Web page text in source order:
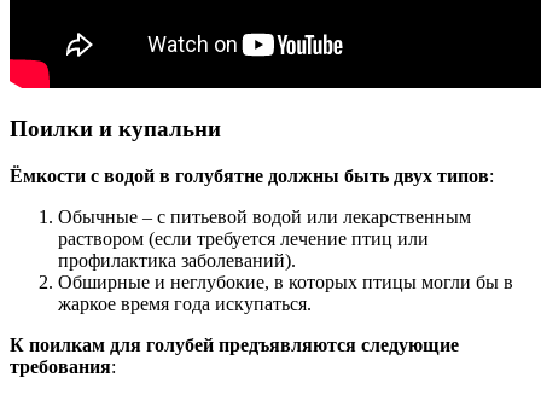
Поилки и купальни
Ёмкости с водой в голубятне должны быть двух типов:
Обычные – с питьевой водой или лекарственным
раствором (если требуется лечение птиц или
профилактика заболеваний).
Обширные и неглубокие, в которых птицы могли бы в
жаркое время года искупаться.
К поилкам для голубей предъявляются следующие
требования: